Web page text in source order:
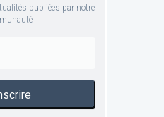
publiées par notre